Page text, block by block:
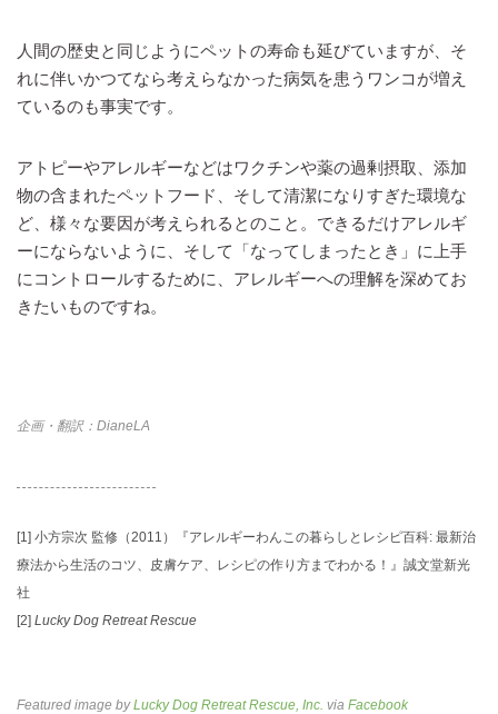
人間の歴史と同じようにペットの寿命も延びていますが、そ
れに伴いかつてなら考えらなかった病気を患うワンコが増え
ているのも事実です。
アトピーやアレルギーなどはワクチンや薬の過剰摂取、添加
物の含まれたペットフード、そして清潔になりすぎた環境な
ど、様々な要因が考えられるとのこと。できるだけアレルギ
ーにならないように、そして「なってしまったとき」に上手
にコントロールするために、アレルギーへの理解を深めてお
きたいものですね。
企画・翻訳：DianeLA
[1] 小方宗次 監修（2011）『アレルギーわんこの暮らしとレシピ百科: 最新治
療法から生活のコツ、皮膚ケア、レシピの作り方までわかる！』誠文堂新光
社
[2] Lucky Dog Retreat Rescue
Featured image byLucky Dog Retreat Rescue, Inc. via Facebook